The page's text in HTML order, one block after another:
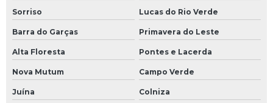
Sorriso Lucas do Rio Verde
Barra do Garças Primavera do Leste
Alta Floresta Pontes e Lacerda
Nova Mutum Campo Verde
Juína Colniza